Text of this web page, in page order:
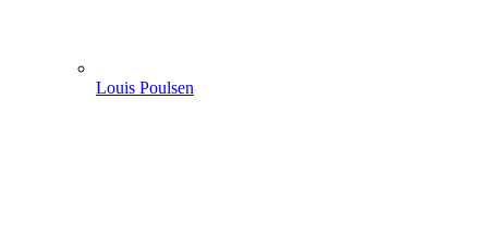
Louis Poulsen